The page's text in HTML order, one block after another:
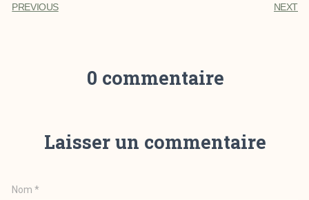
PREVIOUS NEXT
0 commentaire
Laisser un commentaire
Nom*